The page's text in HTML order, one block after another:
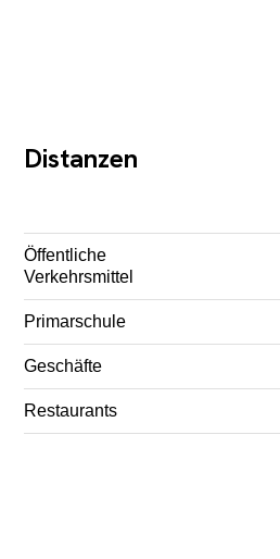
Distanzen
Öffentliche
Verkehrsmittel
Primarschule
Geschäfte
Restaurants